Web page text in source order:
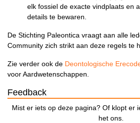
elk fossiel de exacte vindplaats en
details te bewaren.
De Stichting Paleontica vraagt aan alle
Community zich strikt aan deze regels te
Zie verder ook de Deontologische
voor Aardwetenschappen.
Feedback
Mist er iets op deze pagina? Of klopt er
het ons.